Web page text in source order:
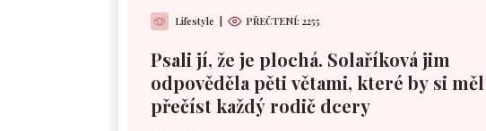
Lifestyle PŘEČTENÍ: 2255
Psali jí, že je plochá. Solaříková jim
odpověděla pěti větami, které by si měl
přečíst každý rodič dcery